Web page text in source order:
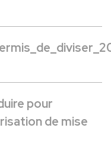
pour
de mise